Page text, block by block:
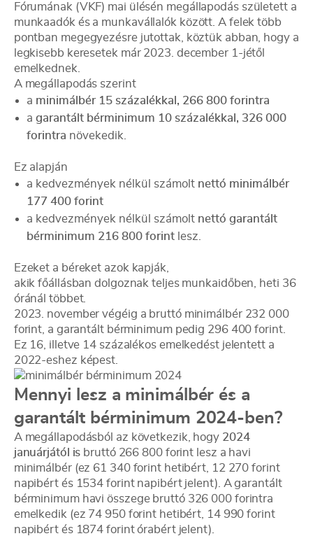
Fórumának (VKF) mai ülésén megállapodás született a
munkaadók és a munkavállalók között. A felek több
pontban megegyezésre jutottak, köztük abban, hogy a
legkisebb keresetek már 2023. december 1-jétől
emelkednek.
A megállapodás szerint
a minimálbér 15 százalékkal, 266 800 forintra
a garantált bérminimum 10 százalékkal, 326 000
forintra növekedik.
Ez alapján
a kedvezmények nélkül számolt nettó minimálbér
177 400 forint
a kedvezmények nélkül számolt nettó garantált
bérminimum 216 800 forintlesz.
Ezeket a béreket azok kapják,
akik főállásban dolgoznak teljes munkaidőben, heti 36
óránál többet.
2023. november végéig a bruttó minimálbér 232 000
forint, a garantált bérminimum pedig 296 400 forint.
Ez 16, illetve 14 százalékos emelkedést jelentett a
2022-eshez képest.
Mennyi lesz a minimálbér és a
garantált bérminimum 2024-ben?
A megállapodásból az következik, hogy 2024
januárjától is bruttó 266 800 forint lesz a havi
minimálbér (ez 61 340 forint hetibért, 12 270 forint
napibért és 1534 forint napibért jelent). A garantált
bérminimum havi összege bruttó 326 000 forintra
emelkedik (ez 74 950 forint hetibért, 14 990 forint
napibért és 1874 forint órabért jelent).